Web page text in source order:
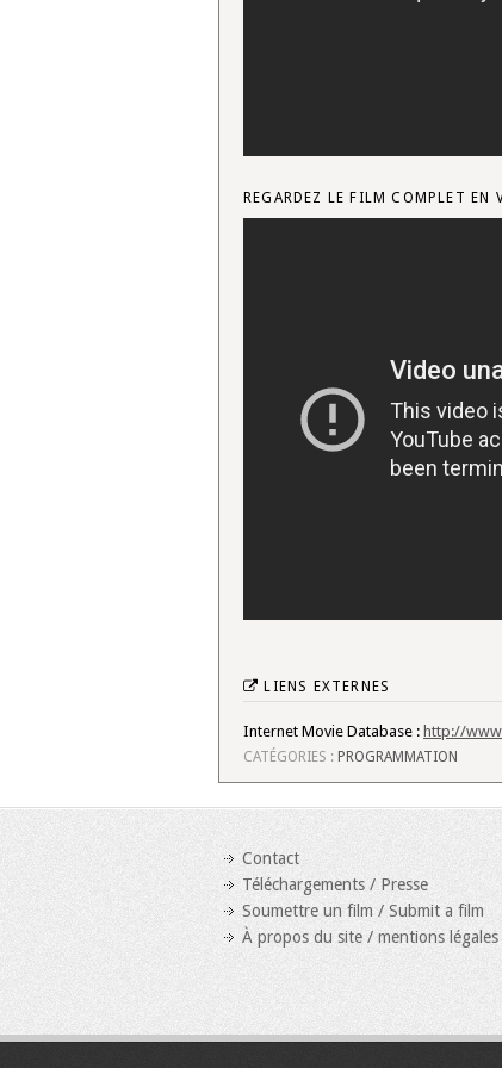
REGARDEZ LE FILM COMPLET EN
LIENS EXTERNES
Internet Movie Database : http://
CATÉGORIES : PROGRAMMATION
Contact
Téléchargements / Presse
Soumettre un film / Submit a film
À propos du site / mentions légales